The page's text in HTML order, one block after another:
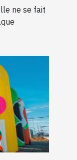
ne se fait